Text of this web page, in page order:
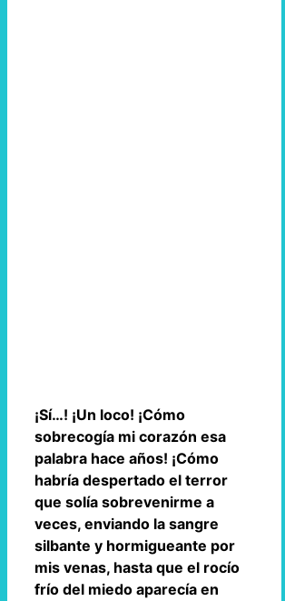
¡Sí…! ¡Un loco! ¡Cómo
sobrecogía mi corazón esa
palabra hace años! ¡Cómo
habría despertado el terror
que solía sobrevenirme a
veces, enviando la sangre
silbante y hormigueante por
mis venas, hasta que el rocío
frío del miedo aparecía en